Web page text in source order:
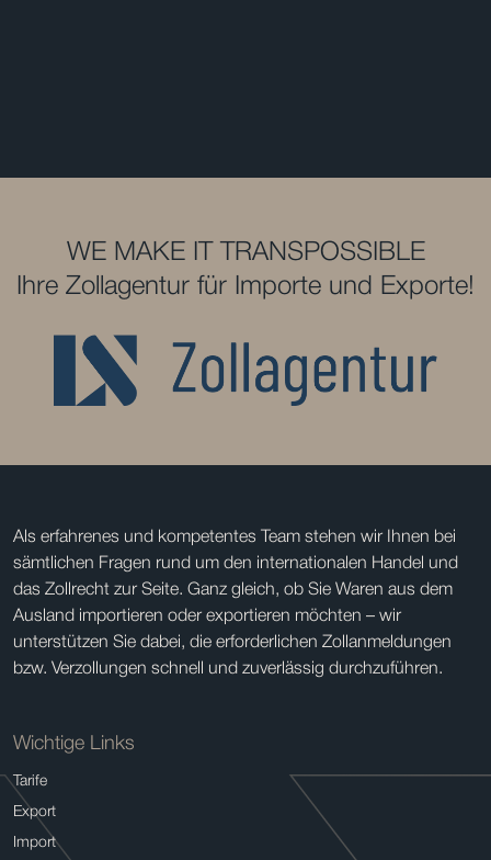
WE MAKE IT TRANSPOSSIBLE
Ihre Zollagentur für Importe und Exporte!
Als erfahrenes und kompetentes Team stehen wir Ihnen bei
sämtlichen Fragen rund um den internationalen Handel und
das Zollrecht zur Seite. Ganz gleich, ob Sie Waren aus dem
Ausland importieren oder exportieren möchten – wir
unterstützen Sie dabei, die erforderlichen Zollanmeldungen
bzw. Verzollungen schnell und zuverlässig durchzuführen.
Wichtige Links
Tarife
Export
Import